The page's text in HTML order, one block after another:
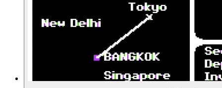
Lauren Elliott und Gene Portwood
Erfolgreiche Jahre: Lode Runner (1983) ...
... und The Print Shop (1984)